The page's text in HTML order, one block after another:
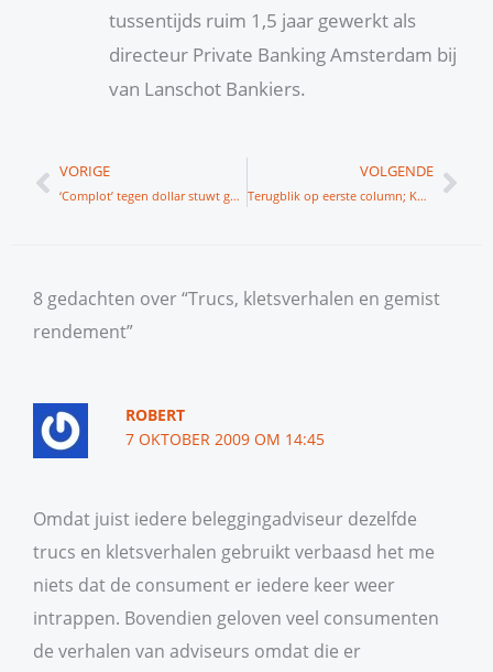
tussentijds ruim 1,5 jaar gewerkt als
directeur Private Banking Amsterdam bij
van Lanschot Bankiers.
Vorige
VORIGE
‘Complot’ tegen dollar stuwt goud
VOLGENDE
Terugblik op eerste column; KPN plus 42 %
8 gedachten over “Trucs, kletsverhalen en gemist
rendement”
ROBERT
7 OKTOBER 2009 OM 14:45
Omdat juist iedere beleggingadviseur dezelfde
trucs en kletsverhalen gebruikt verbaasd het me
niets dat de consument er iedere keer weer
intrappen. Bovendien geloven veel consumenten
de verhalen van adviseurs omdat die er